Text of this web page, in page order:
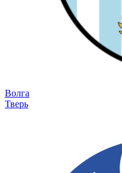
Волга
Тверь